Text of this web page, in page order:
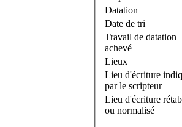
Datation
Date de tri
Travail de datation
achevé
Lieux
Lieu d'écriture
par le scripteur
Lieu d'écriture
ou normalisé